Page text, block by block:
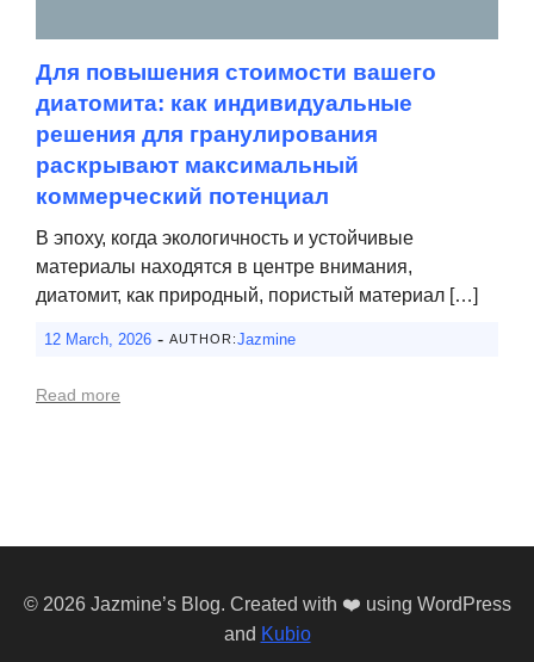
Для повышения стоимости вашего
диатомита: как индивидуальные
решения для гранулирования
раскрывают максимальный
коммерческий потенциал
В эпоху, когда экологичность и устойчивые
материалы находятся в центре внимания,
диатомит, как природный, пористый материал […]
12 March, 2026 - AUTHOR:Jazmine
Read more
© 2026 Jazmine’s Blog. Created with ❤️ using WordPress
and Kubio